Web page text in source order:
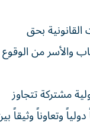
بحق
والأسر من
مشتركة تتجاوز
وتعاوناً وثيقاً